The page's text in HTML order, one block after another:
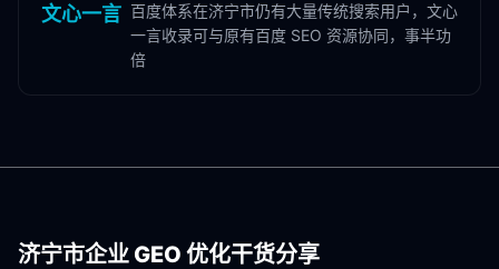
文心一言 百度体系在济宁市仍有大量传统搜索用户，文心
一言收录可与原有百度 SEO 资源协同，事半功
倍
济宁市企业 GEO 优化干货分享